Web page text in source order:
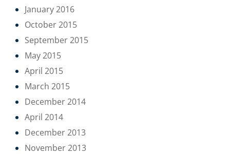
January 2016
October 2015
September 2015
May 2015
April 2015
March 2015
December 2014
April 2014
December 2013
November 2013